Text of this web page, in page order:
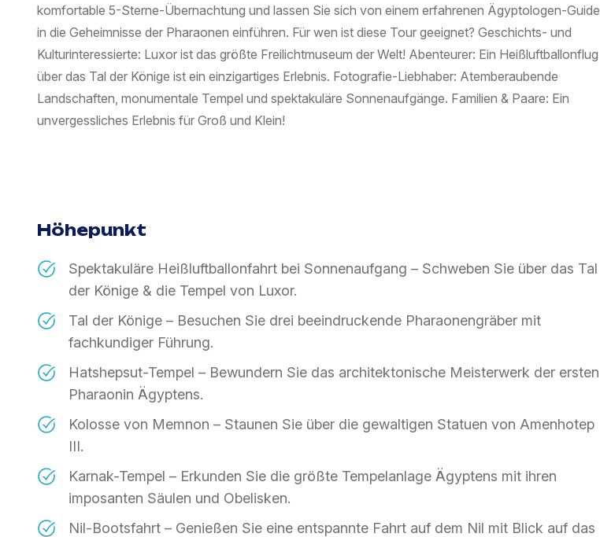
komfortable 5-Sterne-Übernachtung und lassen Sie sich von einem erfahrenen Ägyptologen-Guide
in die Geheimnisse der Pharaonen einführen. Für wen ist diese Tour geeignet? Geschichts- und
Kulturinteressierte: Luxor ist das größte Freilichtmuseum der Welt! Abenteurer: Ein Heißluftballonflug
über das Tal der Könige ist ein einzigartiges Erlebnis. Fotografie-Liebhaber: Atemberaubende
Landschaften, monumentale Tempel und spektakuläre Sonnenaufgänge. Familien & Paare: Ein
unvergessliches Erlebnis für Groß und Klein!
Höhepunkt
Spektakuläre Heißluftballonfahrt bei Sonnenaufgang – Schweben Sie über das Tal
der Könige & die Tempel von Luxor.
Tal der Könige – Besuchen Sie drei beeindruckende Pharaonengräber mit
fachkundiger Führung.
Hatshepsut-Tempel – Bewundern Sie das architektonische Meisterwerk der ersten
Pharaonin Ägyptens.
Kolosse von Memnon – Staunen Sie über die gewaltigen Statuen von Amenhotep
III.
Karnak-Tempel – Erkunden Sie die größte Tempelanlage Ägyptens mit ihren
imposanten Säulen und Obelisken.
Nil-Bootsfahrt – Genießen Sie eine entspannte Fahrt auf dem Nil mit Blick auf das